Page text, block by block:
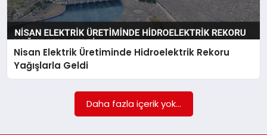
EKONOMI
MAGAZIN
Nisan Elektrik Üretiminde Hidroelektrik Rekoru
Yağışlarla Geldi
Daha fazla içerik yok...